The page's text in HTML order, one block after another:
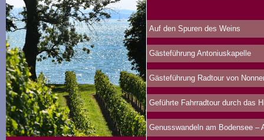
Auf den Spuren des Weins
Gästeführung Antoniuskapelle
Gästeführung Radtour von
Geführte Fahrradtour durch das
Genusswandeln am Bodensee –